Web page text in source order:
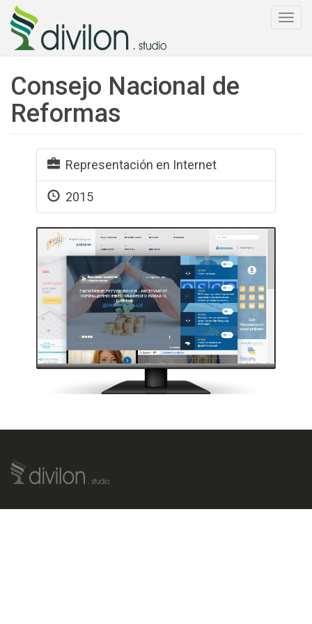
Consejo Nacional de
Reformas
Representación en Internet
2015